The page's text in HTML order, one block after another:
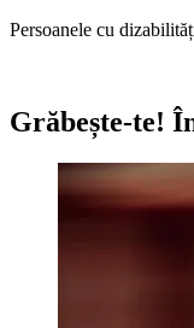
Persoanele cu
Grăbește-te!